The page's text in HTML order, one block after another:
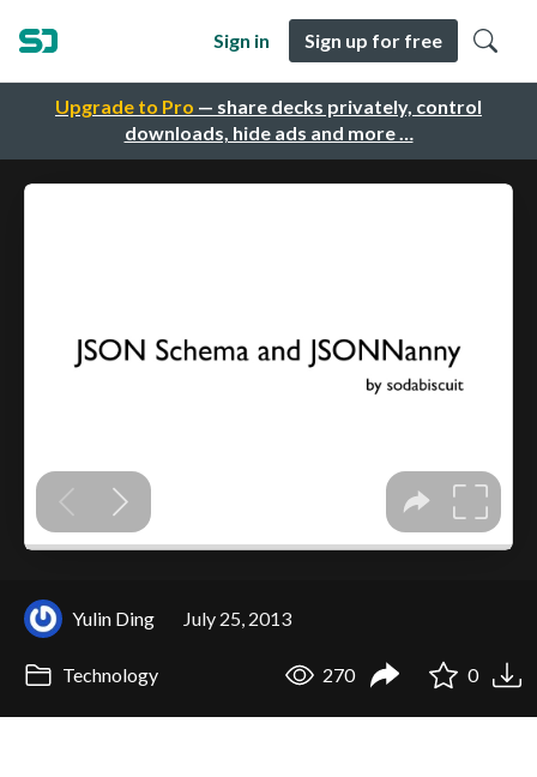
Upgrade to Pro — share decks privately, control
downloads, hide ads and more …
Sign in Sign up for free
Yulin Ding July 25, 2013
Technology 270 0